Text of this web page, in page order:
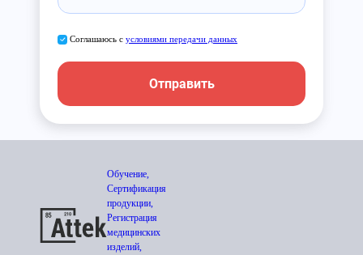
Соглашаюсь с условиями передачи данных
Отправить
Обучение,
Сертификация
продукции,
Регистрация
медицинских
изделий,